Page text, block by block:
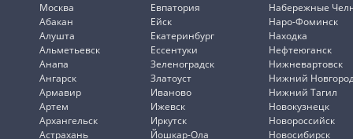
Москва
Абакан
Алушта
Альметьевск
Анапа
Ангарск
Армавир
Артем
Архангельск
Астрахань
Евпатория
Ейск
Екатеринбург
Ессентуки
Зеленоградск
Златоуст
Иваново
Ижевск
Иркутск
Йошкар-Ола
Набережные
Наро-Фоминск
Находка
Нефтеюганск
Нижневартовск
Нижний
Нижний Тагил
Новокузнецк
Новороссийск
Новосибирск